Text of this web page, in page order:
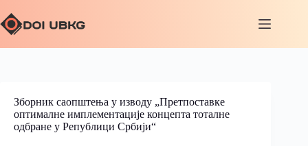
Зборник саопштења у изводу „Претпоставке
оптималне имплементације концепта тоталне
одбране у Републици Србији“